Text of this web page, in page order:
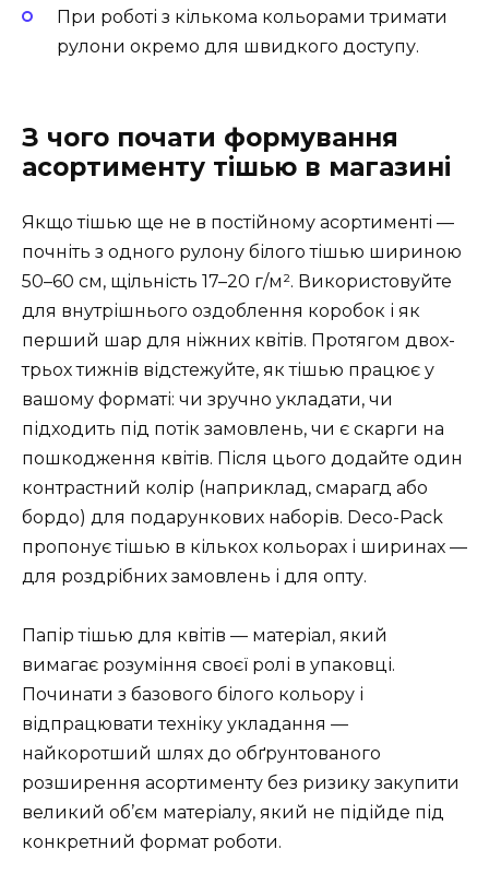
При роботі з кількома кольорами тримати
рулони окремо для швидкого доступу.
З чого почати формування
асортименту тішью в магазині
Якщо тішью ще не в постійному асортименті —
почніть з одного рулону білого тішью шириною
50–60 см, щільність 17–20 г/м². Використовуйте
для внутрішнього оздоблення коробок і як
перший шар для ніжних квітів. Протягом двох-
трьох тижнів відстежуйте, як тішью працює у
вашому форматі: чи зручно укладати, чи
підходить під потік замовлень, чи є скарги на
пошкодження квітів. Після цього додайте один
контрастний колір (наприклад, смарагд або
бордо) для подарункових наборів. Deco-Pack
пропонує тішью в кількох кольорах і ширинах —
для роздрібних замовлень і для опту.
Папір тішью для квітів — матеріал, який
вимагає розуміння своєї ролі в упаковці.
Починати з базового білого кольору і
відпрацювати техніку укладання —
найкоротший шлях до обґрунтованого
розширення асортименту без ризику закупити
великий об’єм матеріалу, який не підійде під
конкретний формат роботи.